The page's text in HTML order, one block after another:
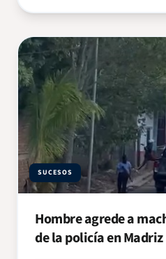
SUCESOS
Hombre agrede a
de la policía en Madriz